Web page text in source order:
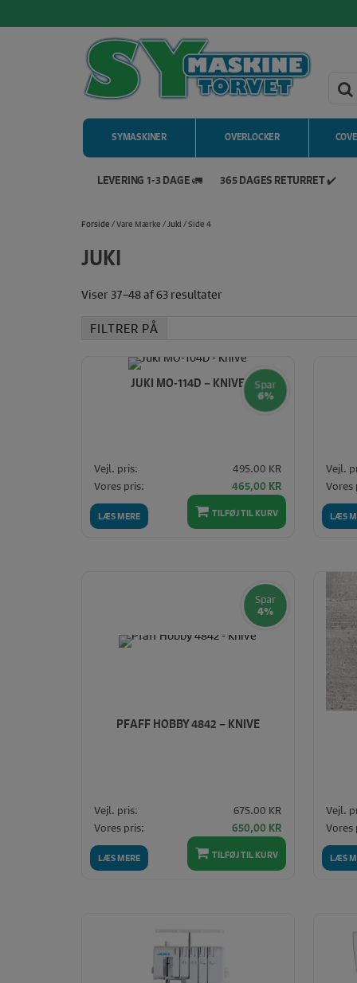
LEVERING 1-3 DAGE 🚛 365 DAGES RETURRET ✔️
SYMASKINER OVERLOCKER
Forside / Vare Mærke /Juki / Side 4
JUKI
Viser 37–48 af 63 resultater
til
høj
Spar
6%
JUKI MO-114D – KNIVE
LÆS MERE
Vejl. pris:
495.00 KR
Vores pris:
Den
oprindelige
pris
var:
465,00 KRDen
aktuelle
er:
TILFØJ TIL KURV LÆS
Vejl.
Vores
Spar
4%
PFAFF HOBBY 4842 – KNIVE
LÆS MERE
Vejl. pris:
675.00 KR
Vores pris:
Den
oprindelige
pris
var:
650,00 KRDen
aktuelle
er:
TILFØJ TIL KURV LÆS
Vejl.
Vores